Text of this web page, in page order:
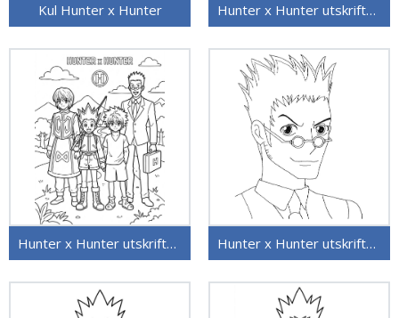
Kul Hunter x Hunter Hunter x Hunter utskriftbart bilde
Hunter x Hunter utskriftbar Hunter x Hunter utskriftbar for barn